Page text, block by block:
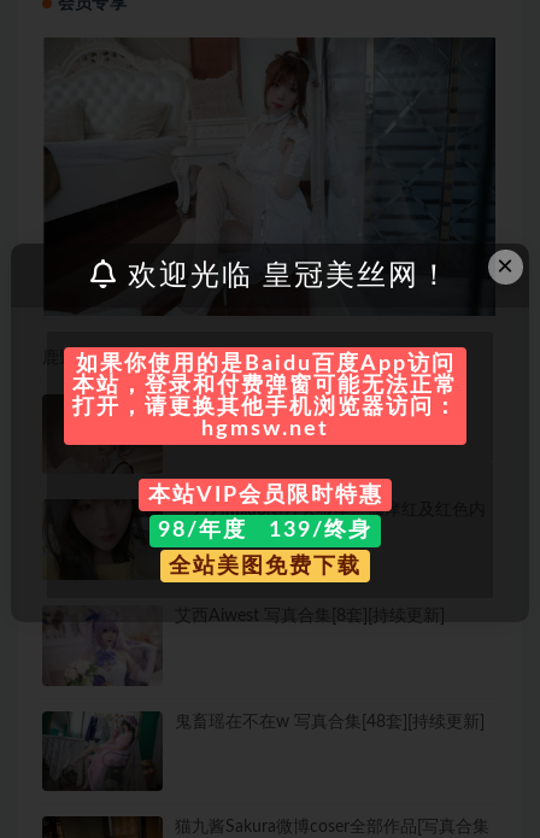
鹿野希 最全图包合集[42套][持续更新]
今日更新
三刀刀miido图片天狼星、伽摩红及红色内
衣多套合集
鬼畜瑶在不在w 写真合集[48套][持续更新]
猫九酱Sakura微博coser全部作品[写真合集
×
欢迎光临 皇冠美丝网！
如果你使用的是Baidu百度App访问
本站，登录和付费弹窗可能无法正常
打开，请更换其他手机浏览器访问：
hgmsw.net
本站VIP会员限时特惠
98/年度 139/终身
全站美图免费下载